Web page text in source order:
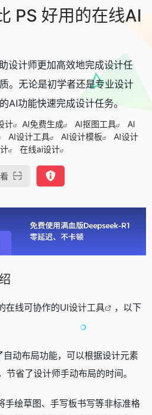
PS 好用的在线AI
设计师更加高效地完成设计任
。无论是初学者还是专业设计
AI功能快速完成设计任务。
计 AI免费生成 AI抠图工具
AI
AI设计工具 AI设计模板
AI设计
在线ai设计
在线可协作的UI设计工具
，以下
自动布局功能，可以根据设计元素
省了设计师手动布局的时间。
手绘草图、手写板书写等非标准格